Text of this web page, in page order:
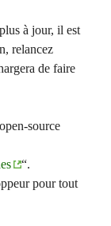
à jour, il est
relancez
de faire
source
“.
pour tout